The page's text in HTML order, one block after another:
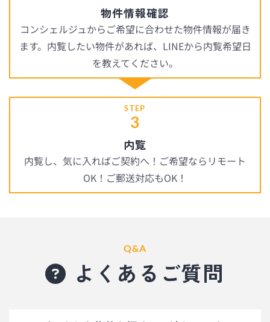
物件情報確認
コンシェルジュからご希望に合わせた物件情報が届き
ます。内覧したい物件があれば、LINEから内覧希望日
を教えてください。
STEP
3
内覧
内覧し、気に入ればご契約へ！ご希望ならリモート
OK！ご郵送対応もOK！
Q&A
よくあるご質問